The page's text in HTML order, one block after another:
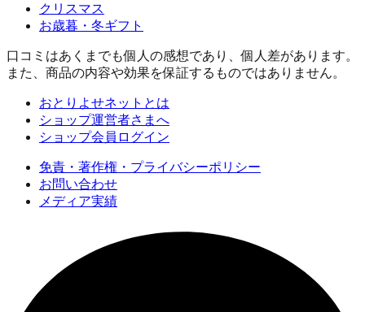
クリスマス
お歳暮・冬ギフト
口コミはあくまでも個人の感想であり、個人差があります。
また、商品の内容や効果を保証するものではありません。
おとりよせネットとは
ショップ運営者さまへ
ショップ会員ログイン
免責・著作権・プライバシーポリシー
お問い合わせ
メディア実績